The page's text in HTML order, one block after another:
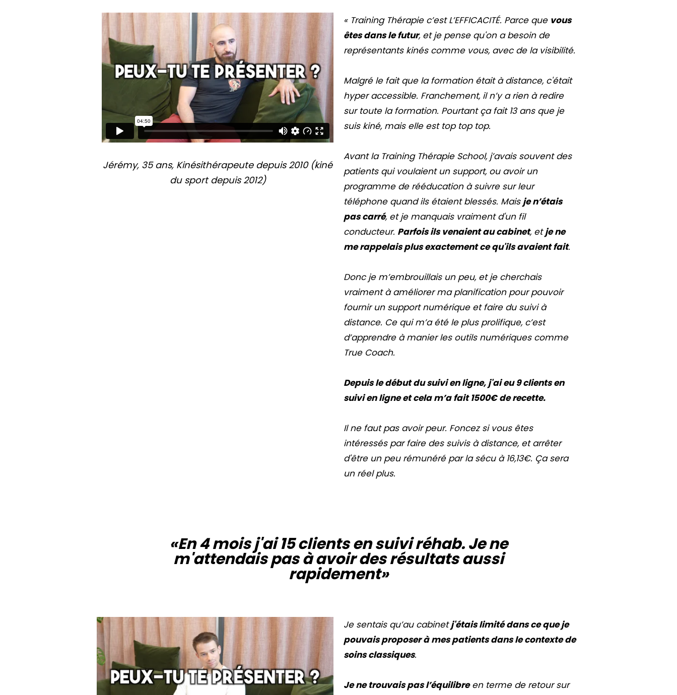
Jérémy, 35 ans, Kinésithérapeute depuis 2010 (kiné
du sport depuis 2012)
« Training Thérapie c’est L’EFFICACITÉ. Parce que vous
êtes dans le futur, et je pense qu'on a besoin de
représentants kinés comme vous, avec de la visibilité.
Malgré le fait que la formation était à distance, c'était
hyper accessible. Franchement, il n’y a rien à redire
sur toute la formation. Pourtant ça fait 13 ans que je
suis kiné, mais elle est top top top.
Avant la Training Thérapie School, j’avais souvent des
patients qui voulaient un support, ou avoir un
programme de rééducation à suivre sur leur
téléphone quand ils étaient blessés. Mais je n’étais
pas carré, et je manquais vraiment d'un fil
conducteur. Parfois ils venaient au cabinet, etje ne
me rappelais plus exactement ce qu'ils avaient fait.
Donc je m’embrouillais un peu, et je cherchais
vraiment à améliorer ma planification pour pouvoir
fournir un support numérique et faire du suivi à
distance. Ce qui m’a été le plus prolifique, c’est
d’apprendre à manier les outils numériques comme
True Coach.
Depuis le début du suivi en ligne, j'ai eu 9 clients en
suivi en ligne et cela m’a fait 1500€ de recette.
Il ne faut pas avoir peur. Foncez si vous êtes
intéressés par faire des suivis à distance, et arrêter
d'être un peu rémunéré par la sécu à 16,13€. Ça sera
un réel plus.
«En 4 mois j'ai 15 clients en suivi réhab. Je ne
m'attendais pas à avoir des résultats aussi
rapidement»
Je sentais qu’au cabinetj'étais limité dans ce que je
pouvais proposer à mes patients dans le contexte de
soins classiques.
Je ne trouvais pas l’équilibreen terme de retour sur